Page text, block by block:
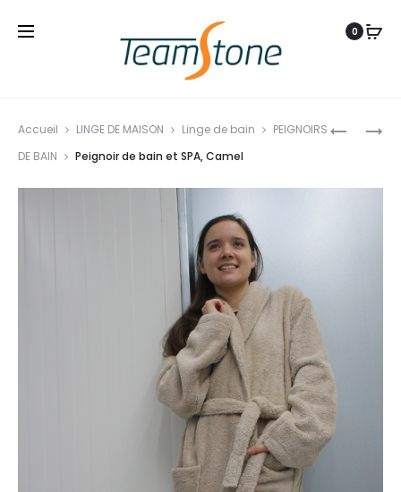
0
PEIGNOIR
PEIGNOIR
Accueil LINGE DE MAISON Linge de bain
PEIGNOIRS
DE BAIN
Peignoir de bain et SPA, Camel